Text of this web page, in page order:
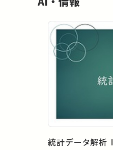
統計データ解析 I